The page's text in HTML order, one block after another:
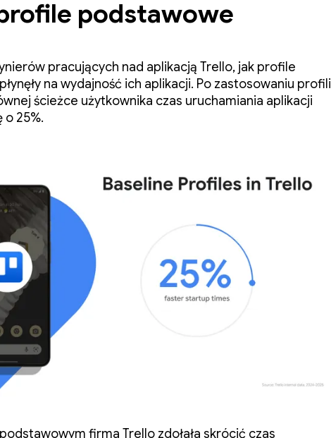
podstawowe
pracujących nad aplikacją Trello, jak profile
na wydajność ich aplikacji. Po zastosowaniu profili
ścieżce użytkownika czas uruchamiania aplikacji
o 25%.
firma Trello zdołała skrócić czas